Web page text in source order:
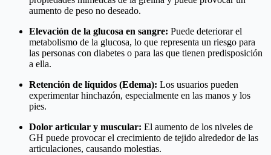
aumento de peso no deseado.
Elevación de la glucosa en sangre: Puede deteriorar el
metabolismo de la glucosa, lo que representa un riesgo para
las personas con diabetes o para las que tienen predisposición
a ella.
Retención de líquidos (Edema): Los usuarios pueden
experimentar hinchazón, especialmente en las manos y los
pies.
Dolor articular y muscular: El aumento de los niveles de
GH puede provocar el crecimiento de tejido alrededor de las
articulaciones, causando molestias.